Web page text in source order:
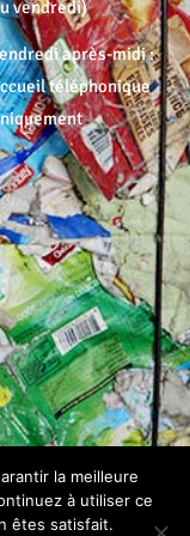
vendredi)
après-midi :
téléphonique
: Agence
des données
la meilleure
à utiliser ce
êtes satisfait.